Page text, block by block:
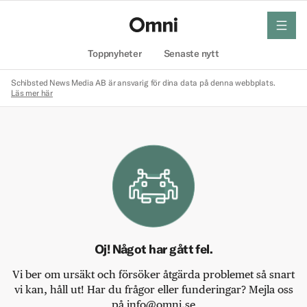
Toppnyheter Senaste nytt
meny
Schibsted News Media AB är ansvarig för dina data på denna webbplats.
Läs mer här
Oj! Något har gått fel.
Vi ber om ursäkt och försöker åtgärda problemet så snart
vi kan, håll ut! Har du frågor eller funderingar? Mejla oss